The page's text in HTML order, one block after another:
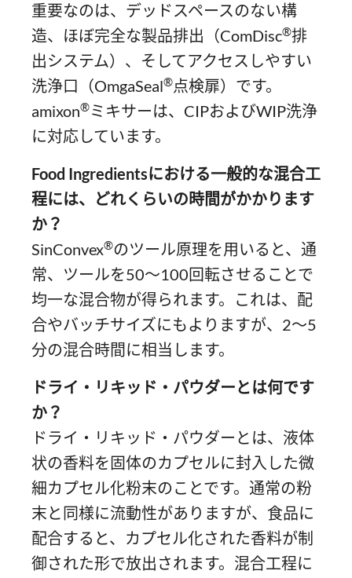
重要なのは、デッドスペースのない構
造、ほぼ完全な製品排出（ComDisc®排
出システム）、そしてアクセスしやすい
洗浄口（OmgaSeal®点検扉）です。
amixon®ミキサーは、CIPおよびWIP洗浄
に対応しています。
Food Ingredientsにおける一般的な混合工
程には、どれくらいの時間がかかります
か？
SinConvex®のツール原理を用いると、通
常、ツールを50～100回転させることで
均一な混合物が得られます。これは、配
合やバッチサイズにもよりますが、2～5
分の混合時間に相当します。
ドライ・リキッド・パウダーとは何です
か？
ドライ・リキッド・パウダーとは、液体
状の香料を固体のカプセルに封入した微
細カプセル化粉末のことです。通常の粉
末と同様に流動性がありますが、食品に
配合すると、カプセル化された香料が制
御された形で放出されます。混合工程に